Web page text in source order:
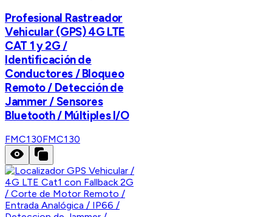
Profesional Rastreador
Vehicular (GPS) 4G LTE
CAT 1 y 2G /
Identificación de
Conductores / Bloqueo
Remoto / Detección de
Jammer / Sensores
Bluetooth / Múltiples I/O
FMC130FMC130